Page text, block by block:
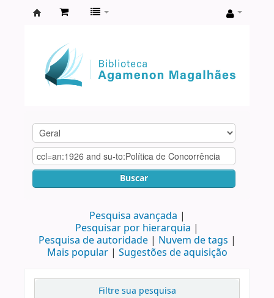
Agamenon
Magalhães
Buscar
Pesquisa avançada
Pesquisar por hierarquia
Pesquisa de autoridade
Nuvem de tags
Mais popular
Sugestões de aquisição
Filtre sua pesquisa